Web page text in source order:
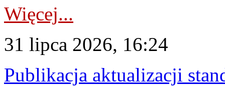
Więcej...
31 lipca 2026, 16:24
Publikacja aktualizacji